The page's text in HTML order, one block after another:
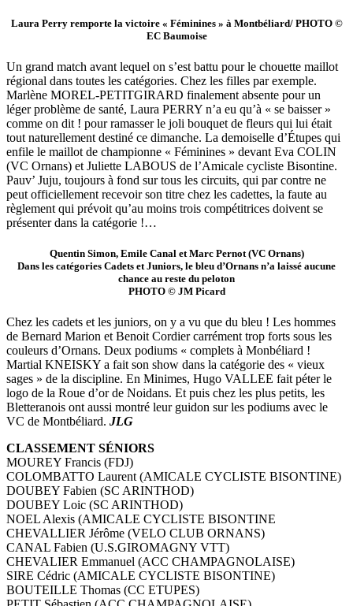
Laura Perry remporte la victoire « Féminines » à Montbéliard/ PHOTO ©
EC Baumoise
Un grand match avant lequel on s’est battu pour le chouette maillot
régional dans toutes les catégories. Chez les filles par exemple.
Marlène MOREL-PETITGIRARD finalement absente pour un
léger problème de santé, Laura PERRY n’a eu qu’à « se baisser »
comme on dit ! pour ramasser le joli bouquet de fleurs qui lui était
tout naturellement destiné ce dimanche. La demoiselle d’Étupes qui
enfile le maillot de championne « Féminines » devant Eva COLIN
(VC Ornans) et Juliette LABOUS de l’Amicale cycliste Bisontine.
Pauv’ Juju, toujours à fond sur tous les circuits, qui par contre ne
peut officiellement recevoir son titre chez les cadettes, la faute au
règlement qui prévoit qu’au moins trois compétitrices doivent se
présenter dans la catégorie !…
Quentin Simon, Emile Canal et Marc Pernot (VC Ornans)
Dans les catégories Cadets et Juniors, le bleu d’Ornans n’a laissé aucune
chance au reste du peloton
PHOTO © JM Picard
Chez les cadets et les juniors, on y a vu que du bleu ! Les hommes
de Bernard Marion et Benoit Cordier carrément trop forts sous les
couleurs d’Ornans. Deux podiums « complets à Monbéliard !
Martial KNEISKY a fait son show dans la catégorie des « vieux
sages » de la discipline. En Minimes, Hugo VALLEE fait péter le
logo de la Roue d’or de Noidans. Et puis chez les plus petits, les
Bletteranois ont aussi montré leur guidon sur les podiums avec le
VC de Montbéliard. JLG
CLASSEMENT SÉNIORS
MOUREY Francis (FDJ)
COLOMBATTO Laurent (AMICALE CYCLISTE BISONTINE)
DOUBEY Fabien (SC ARINTHOD)
DOUBEY Loic (SC ARINTHOD)
NOEL Alexis (AMICALE CYCLISTE BISONTINE
CHEVALLIER Jérôme (VELO CLUB ORNANS)
CANAL Fabien (U.S.GIROMAGNY VTT)
CHEVALIER Emmanuel (ACC CHAMPAGNOLAISE)
SIRE Cédric (AMICALE CYCLISTE BISONTINE)
BOUTEILLE Thomas (CC ETUPES)